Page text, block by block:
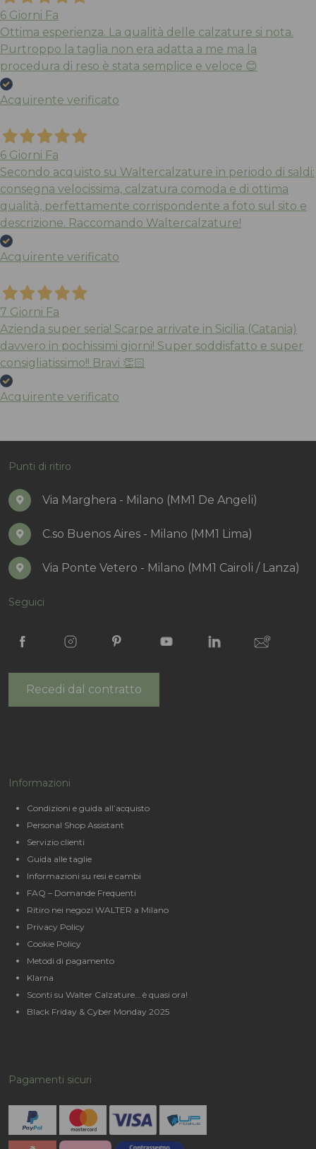
6 Giorni Fa
Ottima esperienza. La qualità delle calzature si nota.
Purtroppo la taglia non era adatta a me ma la
procedura di reso è stata semplice e veloce 😊
Acquirente verificato
6 Giorni Fa
Secondo acquisto su Waltercalzature in periodo di saldi:
consegna velocissima, calzatura comoda e di ottima
qualità, perfettamente corrispondente a foto sul sito e
descrizione. Raccomando Waltercalzature!
Acquirente verificato
7 Giorni Fa
Azienda super seria! Scarpe arrivate in Sicilia (Catania)
davvero in pochissimi giorni! Super soddisfatto e super
consigliatissimo!! Bravi 👏🏻
Acquirente verificato
Punti di ritiro
Via Marghera - Milano (MM1 De Angeli)
C.so Buenos Aires - Milano (MM1 Lima)
Via Ponte Vetero - Milano (MM1 Cairoli / Lanza)
Seguici
Recedi dal contratto
Informazioni
Condizioni e guida all’acquisto
Personal Shop Assistant
Servizio clienti
Guida alle taglie
Informazioni su resi e cambi
FAQ – Domande Frequenti
Ritiro nei negozi WALTER a Milano
Privacy Policy
Cookie Policy
Metodi di pagamento
Klarna
Sconti su Walter Calzature… è quasi ora!
Black Friday & Cyber Monday 2025
Pagamenti sicuri